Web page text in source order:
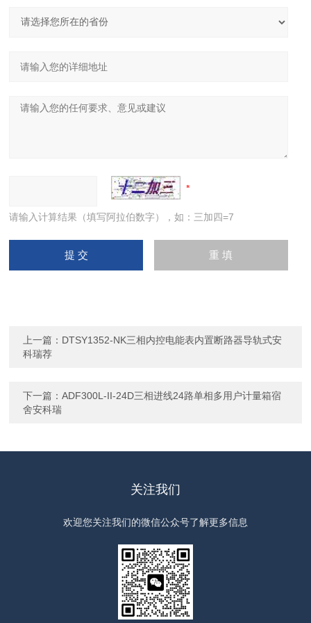
请输入计算结果（填写阿拉伯数字），如：三加四=7
上一篇： DTSY1352-NK三相内控电能表内置断路器导轨式安
科瑞荐
下一篇：ADF300L-II-24D三相进线24路单相多用户计量箱宿
舍安科瑞
关注我们
欢迎您关注我们的微信公众号了解更多信息